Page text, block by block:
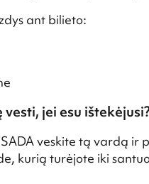
ant bilieto:
jei esu
veskite tą vardą ir
kurią turėjote iki